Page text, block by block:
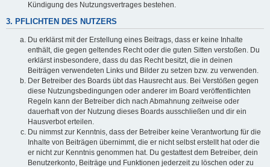
Kündigung des Nutzungsvertrages bestehen.
3. PFLICHTEN DES NUTZERS
Du erklärst mit der Erstellung eines Beitrags, dass er keine Inhalte
enthält, die gegen geltendes Recht oder die guten Sitten verstoßen. Du
erklärst insbesondere, dass du das Recht besitzt, die in deinen
Beiträgen verwendeten Links und Bilder zu setzen bzw. zu verwenden.
Der Betreiber des Boards übt das Hausrecht aus. Bei Verstößen gegen
diese Nutzungsbedingungen oder anderer im Board veröffentlichten
Regeln kann der Betreiber dich nach Abmahnung zeitweise oder
dauerhaft von der Nutzung dieses Boards ausschließen und dir ein
Hausverbot erteilen.
Du nimmst zur Kenntnis, dass der Betreiber keine Verantwortung für die
Inhalte von Beiträgen übernimmt, die er nicht selbst erstellt hat oder die
er nicht zur Kenntnis genommen hat. Du gestattest dem Betreiber, dein
Benutzerkonto, Beiträge und Funktionen jederzeit zu löschen oder zu